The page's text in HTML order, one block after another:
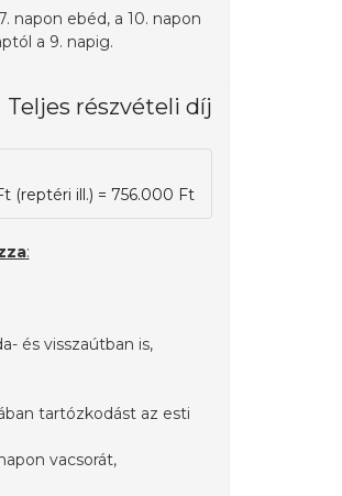
napon ebéd, a 10. napon
a 9. napig.
Teljes részvételi díj
(reptéri ill.) = 756.000 Ft
:
és visszaútban is,
tartózkodást az esti
vacsorát,